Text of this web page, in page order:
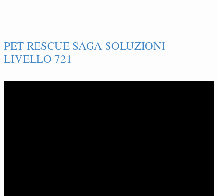
PET RESCUE SAGA SOLUZIONI
LIVELLO 721